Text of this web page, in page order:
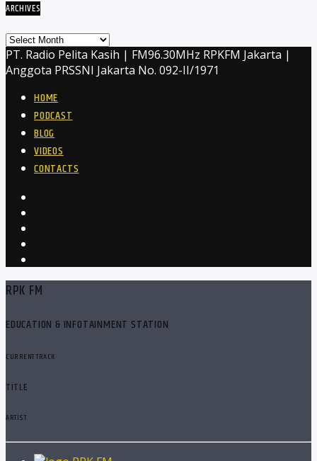
ARCHIVES
Archives
PT. Radio Pelita Kasih | FM96.30MHz RPKFM Jakarta |
Anggota PRSSNI Jakarta No. 092-II/1971
HOME
PODCAST
BLOG
VIDEOS
CONTACTS
RPK FM
EDUCATION & INFOTAINMENT STATION
CURRENT TRACK
TITLE
ARTIST